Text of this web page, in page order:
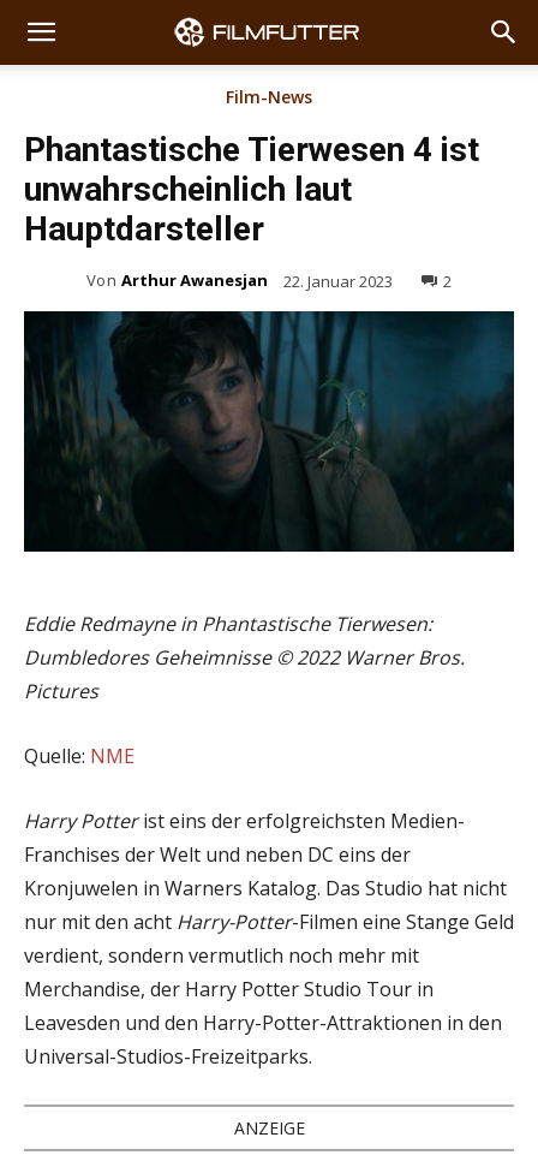
Film-News
Phantastische Tierwesen 4 ist
unwahrscheinlich laut
Hauptdarsteller
Von Arthur Awanesjan 22. Januar 2023 2
Eddie Redmayne in Phantastische Tierwesen:
Dumbledores Geheimnisse © 2022 Warner Bros.
Pictures
Quelle: NME
Harry Potterist eins der erfolgreichsten Medien-
Franchises der Welt und neben DC eins der
Kronjuwelen in Warners Katalog. Das Studio hat nicht
nur mit den acht Harry-Potter-Filmen eine Stange Geld
verdient, sondern vermutlich noch mehr mit
Merchandise, der Harry Potter Studio Tour in
Leavesden und den Harry-Potter-Attraktionen in den
Universal-Studios-Freizeitparks.
ANZEIGE